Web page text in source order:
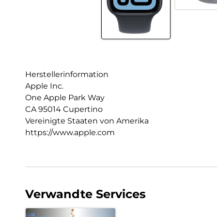
Herstellerinformation
Apple Inc.
One Apple Park Way
CA 95014 Cupertino
Vereinigte Staaten von Amerika
https://www.apple.com
Verwandte Services